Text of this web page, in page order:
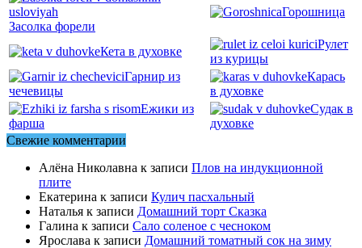
Засолка форели
Горошница
Кета в духовке
Рулет
из курицы
Гарнир из
чечевицы
Карась
в духовке
Ежики из
фарша
Судак в
духовке
Свежие комментарии
Алёна Николавна к записи Плов на индукционной
плите
Екатерина к записи Кулич пасхальный
Наталья к записи Домашний торт Сказка
Галина к записи Сало соленое с чесноком
Ярослава к записи Домашний томатный сок на зиму